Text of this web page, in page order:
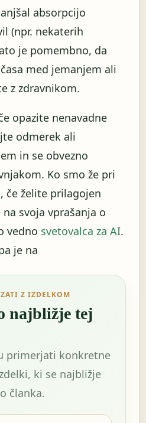
absorpcijo
(npr. nekaterih
je pomembno, da
med jemanjem ali
z zdravnikom.
opazite nenavadne
odmerek ali
in se obvezno
Ko smo že pri
če želite prilagojen
svoja vprašanja o
vedno svetovalca za AI.
je na
Z IZDELKOM
najbližje tej
primerjati konkretne
ki se najbližje
članka.